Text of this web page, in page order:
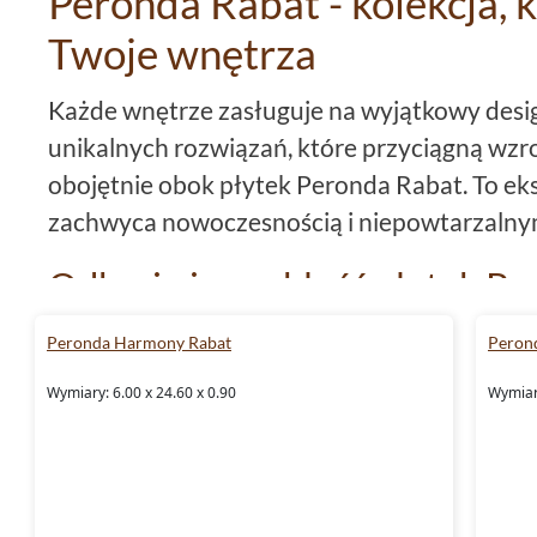
Twoje wnętrza
Każde wnętrze zasługuje na wyjątkowy
unikalnych rozwiązań, które przyciągną
obojętnie obok płytek Peronda Rabat. To
zachwyca nowoczesnością i
Odkryj niezwykłość płytek
PerondapłytkiRabat to doskonałe
Peronda Harmony Rabat
Wymiary: 6.00 x 24.60 x 0.90